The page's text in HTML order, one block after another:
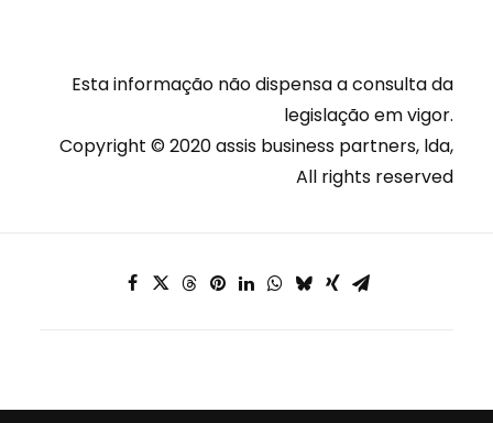
Esta informação não dispensa a consulta da
legislação em vigor.
Copyright © 2020 assis business partners, lda,
All rights reserved